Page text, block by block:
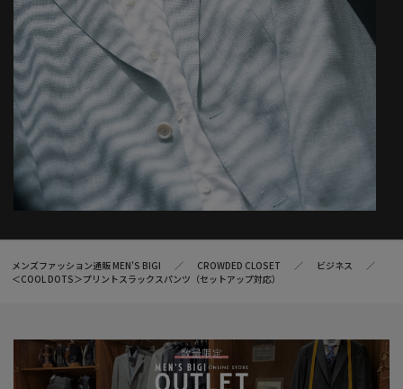
合がございます。
※生地や仕様・デザインにより、着用感が異なる場合がございま
す。
※モニター・パソコン環境により色味に誤差が生じる場合がござ
います。予めご了承くださいませ。
メンズファッション通販 MEN'S BIGI CROWDED CLOSET
ビジネス
＜COOL DOTS＞プリントスラックスパンツ（セットアップ対応）